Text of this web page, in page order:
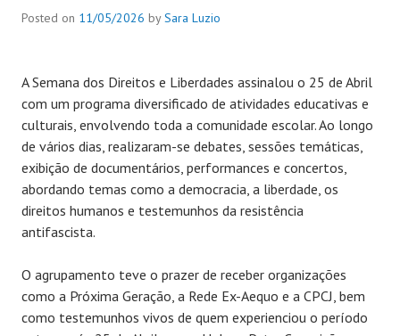
Posted on 11/05/2026 bySara Luzio
A Semana dos Direitos e Liberdades assinalou o 25 de Abril
com um programa diversificado de atividades educativas e
culturais, envolvendo toda a comunidade escolar. Ao longo
de vários dias, realizaram-se debates, sessões temáticas,
exibição de documentários, performances e concertos,
abordando temas como a democracia, a liberdade, os
direitos humanos e testemunhos da resistência
antifascista.
O agrupamento teve o prazer de receber organizações
como a Próxima Geração, a Rede Ex-Aequo e a CPCJ, bem
como testemunhos vivos de quem experienciou o período